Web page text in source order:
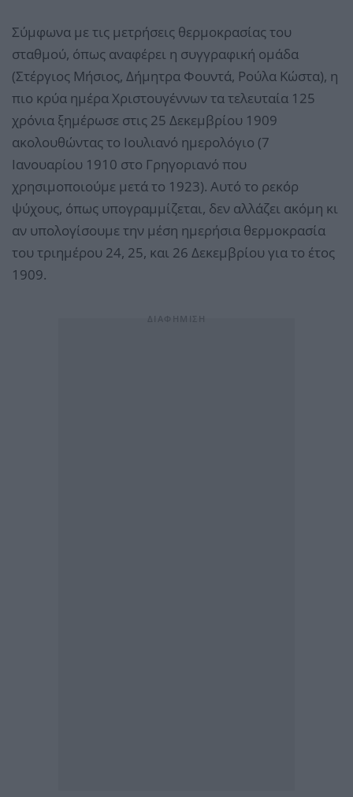
Σύμφωνα με τις μετρήσεις θερμοκρασίας του
σταθμού, όπως αναφέρει η συγγραφική ομάδα
(Στέργιος Μήσιος, Δήμητρα Φουντά, Ρούλα Κώστα), η
πιο κρύα ημέρα Χριστουγέννων τα τελευταία 125
χρόνια ξημέρωσε στις 25 Δεκεμβρίου 1909
ακολουθώντας το Ιουλιανό ημερολόγιο (7
Ιανουαρίου 1910 στο Γρηγοριανό που
χρησιμοποιούμε μετά το 1923). Αυτό το ρεκόρ
ψύχους, όπως υπογραμμίζεται, δεν αλλάζει ακόμη κι
αν υπολογίσουμε την μέση ημερήσια θερμοκρασία
του τριημέρου 24, 25, και 26 Δεκεμβρίου για το έτος
1909.